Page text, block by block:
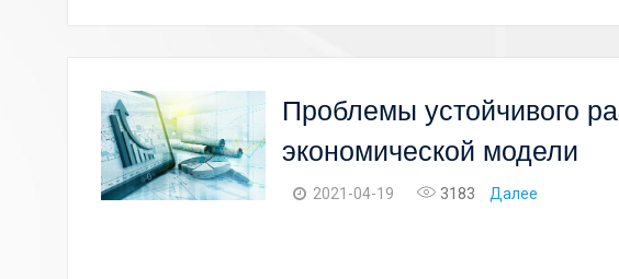
Проблемы устойчивого
экономической модели
2021-04-19 3183 Далее